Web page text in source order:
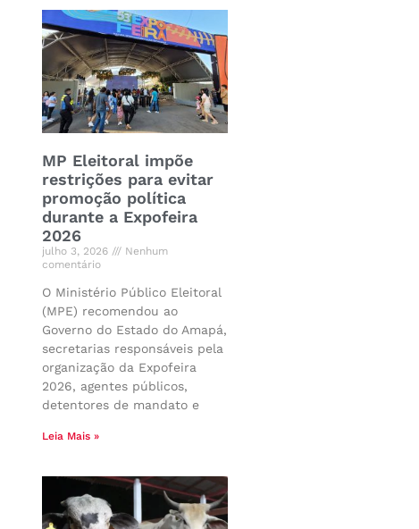
MP Eleitoral impõe
restrições para evitar
promoção política
durante a Expofeira
2026
julho 3, 2026
Nenhum
comentário
O Ministério Público Eleitoral
(MPE) recomendou ao
Governo do Estado do Amapá,
secretarias responsáveis pela
organização da Expofeira
2026, agentes públicos,
detentores de mandato e
Leia Mais »